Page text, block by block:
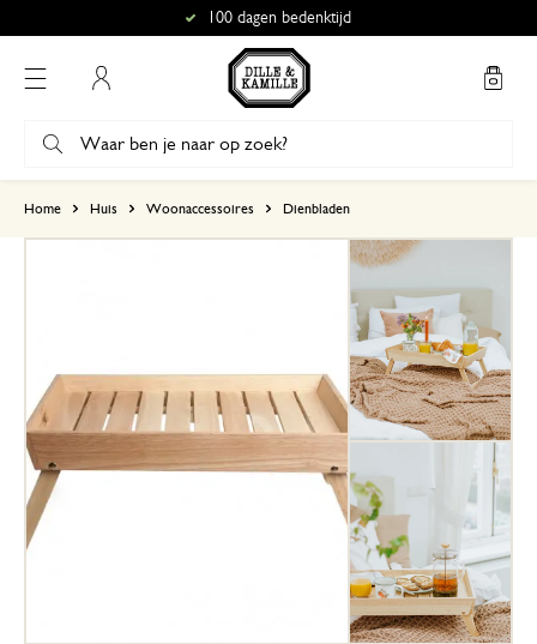
100 dagen bedenktijd
Home Huis Woonaccessoires Dienbladen
Mooi stevig tafeltje
Heerlijk, mooi stevig, makkelijk in te